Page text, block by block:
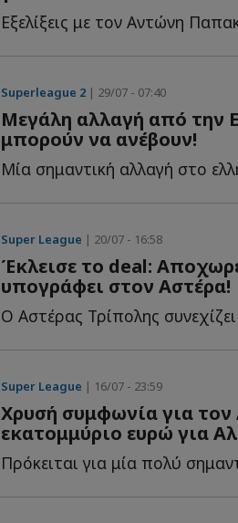
Εξελίξεις με τον Αντώνη
Superleague 2 | 29/07 - 07:40
Μεγάλη αλλαγή από την
μπορούν να ανέβουν!
Μία σημαντική αλλαγή στο
Super League | 20/07 - 16:58
Έκλεισε το deal:
υπογράφει στον Αστέρα!
Ο Αστέρας Τρίπολης
Super League | 16/07 - 23:59
Χρυσή συμφωνία για τον
εκατομμύριο ευρώ για
Πρόκειται για μία πολύ